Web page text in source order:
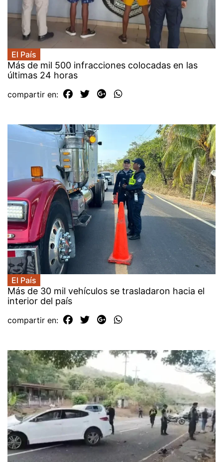
El País
Más de mil 500 infracciones colocadas en las
últimas 24 horas
compartir en:
El País
Más de 30 mil vehículos se trasladaron hacia el
interior del país
compartir en: